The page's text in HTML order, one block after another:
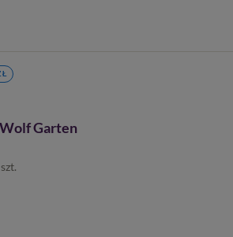
Garten
szt.